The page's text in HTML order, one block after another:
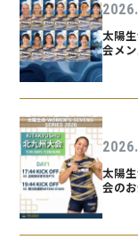
太陽
会メ
太陽
会の